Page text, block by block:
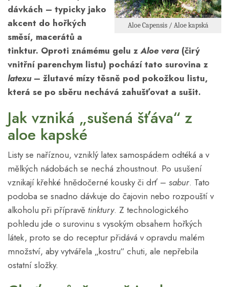
Aloe Capensis / Aloe kapská
dávkách – typicky jako
akcent do hořkých
směsí, macerátů a
tinktur. Oproti známému gelu zAloe vera (čirý
vnitřní parenchym listu) pochází tato surovina z
latexu– žlutavé mízy těsně pod pokožkou listu,
která se po sběru nechává zahušťovat a sušit.
Jak vzniká „sušená šťáva“ z
aloe kapské
Listy se naříznou, vzniklý latex samospádem odtéká a v
mělkých nádobách se nechá zhoustnout. Po usušení
vznikají křehké hnědočerné kousky či drť – sabur. Tato
podoba se snadno dávkuje do čajovin nebo rozpouští v
alkoholu při přípravě tinktury. Z technologického
pohledu jde o surovinu s vysokým obsahem hořkých
látek, proto se do receptur přidává v opravdu malém
množství, aby vytvářela „kostru“ chuti, ale nepřebila
ostatní složky.